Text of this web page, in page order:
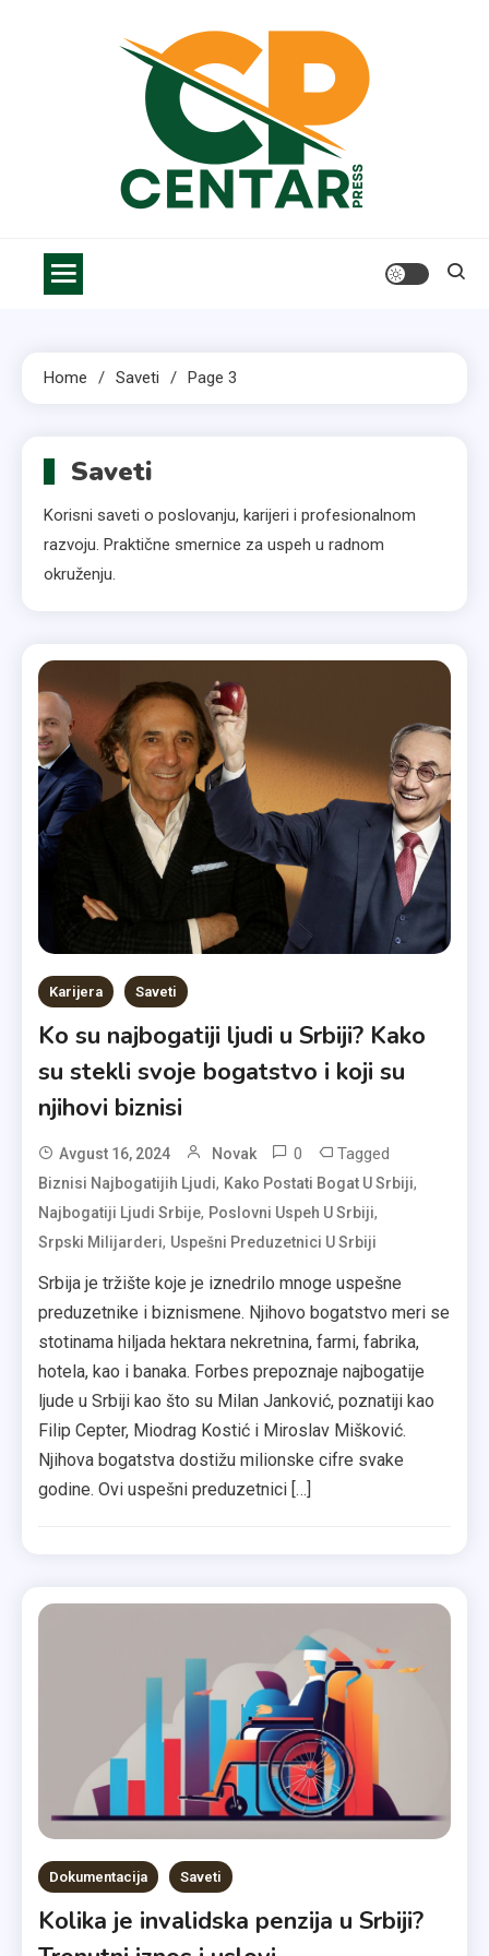
Home Saveti Page 3
Saveti
Korisni saveti o poslovanju, karijeri i profesionalnom
razvoju. Praktične smernice za uspeh u radnom
okruženju.
Karijera Saveti
Ko su najbogatiji ljudi u Srbiji? Kako
su stekli svoje bogatstvo i koji su
njihovi biznisi
Avgust 16, 2024 Novak 0 Tagged
Biznisi Najbogatijih Ljudi, Kako Postati Bogat U Srbiji,
Najbogatiji Ljudi Srbije, Poslovni Uspeh U Srbiji,
Srpski Milijarderi, Uspešni Preduzetnici U Srbiji
Srbija je tržište koje je iznedrilo mnoge uspešne
preduzetnike i biznismene. Njihovo bogatstvo meri se
stotinama hiljada hektara nekretnina, farmi, fabrika,
hotela, kao i banaka. Forbes prepoznaje najbogatije
ljude u Srbiji kao što su Milan Janković, poznatiji kao
Filip Cepter, Miodrag Kostić i Miroslav Mišković.
Njihova bogatstva dostižu milionske cifre svake
godine. Ovi uspešni preduzetnici […]
Dokumentacija Saveti
Kolika je invalidska penzija u Srbiji?